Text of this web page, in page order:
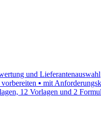
und Lieferantenauswahl
▪ mit
12 Vorlagen und 2